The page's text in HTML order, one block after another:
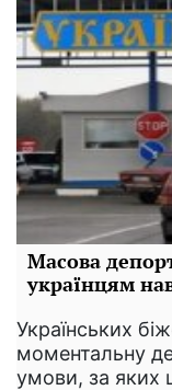
Масова
українцям
Українських
моментальну
умови, за яких